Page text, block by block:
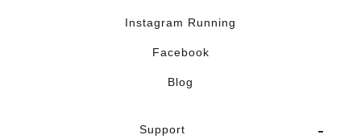
Instagram Running
Facebook
Blog
Support